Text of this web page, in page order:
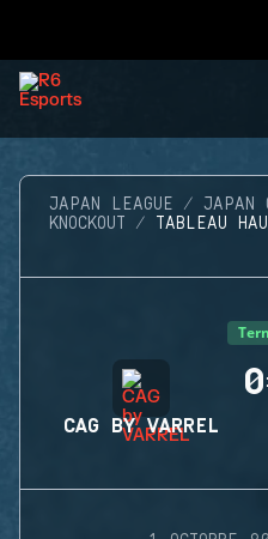
JAPAN LEAGUE
JAPAN
KNOCKOUT
TABLEAU
CAG BY VARREL
0: